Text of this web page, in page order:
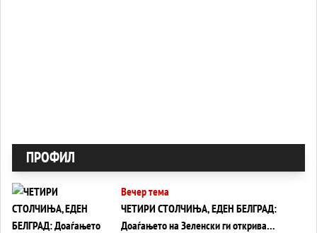
ПРОФИЛ
Вечер тема
ЧЕТИРИ СТОЛЧИЊА, ЕДЕН БЕЛГРАД:
Доаѓањето на Зеленски ги открива